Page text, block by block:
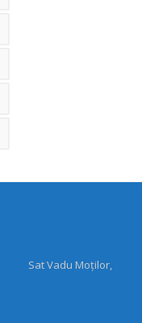
Vadu Moților,